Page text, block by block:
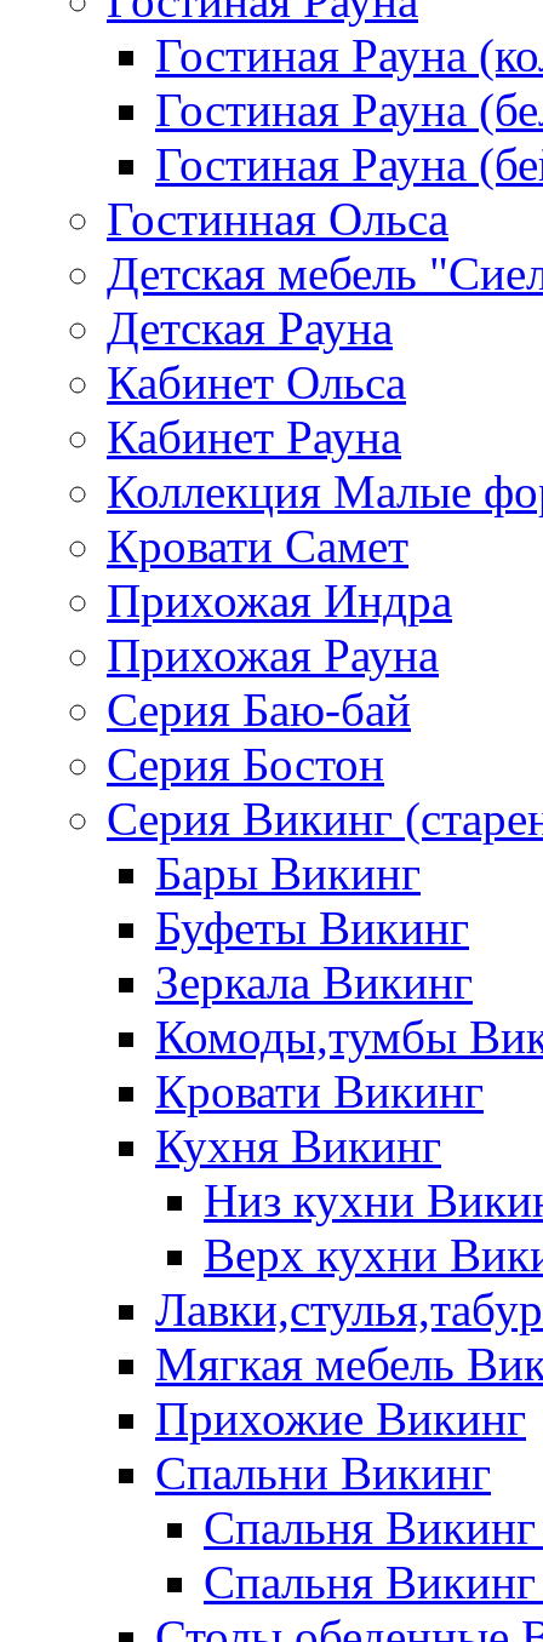
Гостиная Рауна
Гостиная Рауна
Гостиная Рауна
Гостинная Ольса
Детская мебель
Детская Рауна
Кабинет Ольса
Кабинет Рауна
Коллекция Малые
Кровати Самет
Прихожая Индра
Прихожая Рауна
Серия Баю-бай
Серия Бостон
Серия Викинг
Бары Викинг
Буфеты Викинг
Зеркала Викинг
Комоды,тумбы
Кровати Викинг
Кухня Викинг
Низ кухни
Верх кухни
Мягкая мебель
Прихожие Викинг
Спальни Викинг
Спальня
Спальня